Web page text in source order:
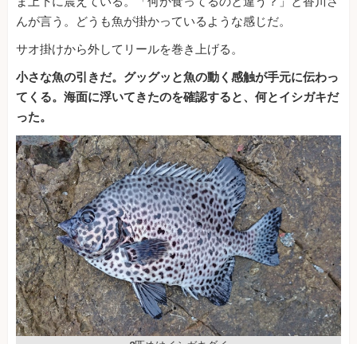
んが言う。どうも魚が掛かっているような感じだ。
サオ掛けから外してリールを巻き上げる。
小さな魚の引きだ。グッグッと魚の動く感触が手元に伝わっ
てくる。海面に浮いてきたのを確認すると、何とイシガキだ
った。